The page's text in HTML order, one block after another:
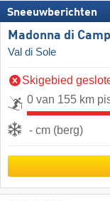
Sneeuwberichten
Madonna di
Val di Sole
Skigebied
0 van 155 km
- cm (berg)